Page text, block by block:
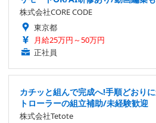
株式会社CORE CODE
東京都
月給25万円～50万円
正社員
カチッと組んで完成へ!手順どおり
トローラーの組立補助/未経験歓迎
株式会社Tetote